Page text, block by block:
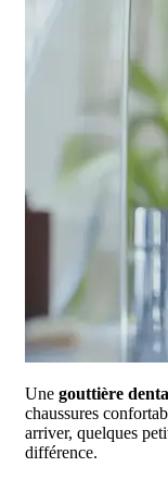
Une gouttière
chaussures
arriver, quelques
différence.